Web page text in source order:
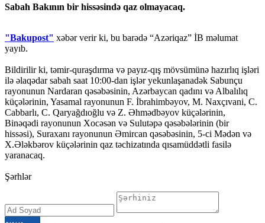
Sabah Bakının bir hissəsində qaz olmayacaq.
"Bakupost" xəbər verir ki, bu barədə “Azəriqaz” İB məlumat
yayıb.
Bildirilir ki, təmir-quraşdırma və payız-qış mövsümünə hazırlıq işləri
ilə əlaqədar sabah saat 10:00-dan işlər yekunlaşanadək Sabunçu
rayonunun Nardaran qəsəbəsinin, Azərbaycan qadını və Albalılıq
küçələrinin, Yasamal rayonunun F. İbrahimbəyov, M. Naxçıvani, C.
Cabbarlı, C. Qaryağdıoğlu və Z. Əhmədbəyov küçələrinin,
Binəqədi rayonunun Xocəsən və Sulutəpə qəsəbələrinin (bir
hissəsi), Suraxanı rayonunun Əmircan qəsəbəsinin, 5-ci Mədən və
X.Ələkbərov küçələrinin qaz təchizatında qısamüddətli fasilə
yaranacaq.
Şərhlər